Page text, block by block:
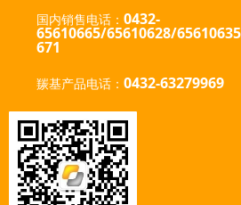
国内销售电话： 0432-
65610665/65610628/65610635
671
羰基产品电话： 0432-63279969